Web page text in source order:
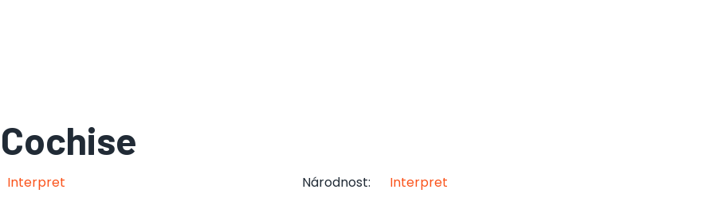
Cochise
Interpret Národnost:
Interpret